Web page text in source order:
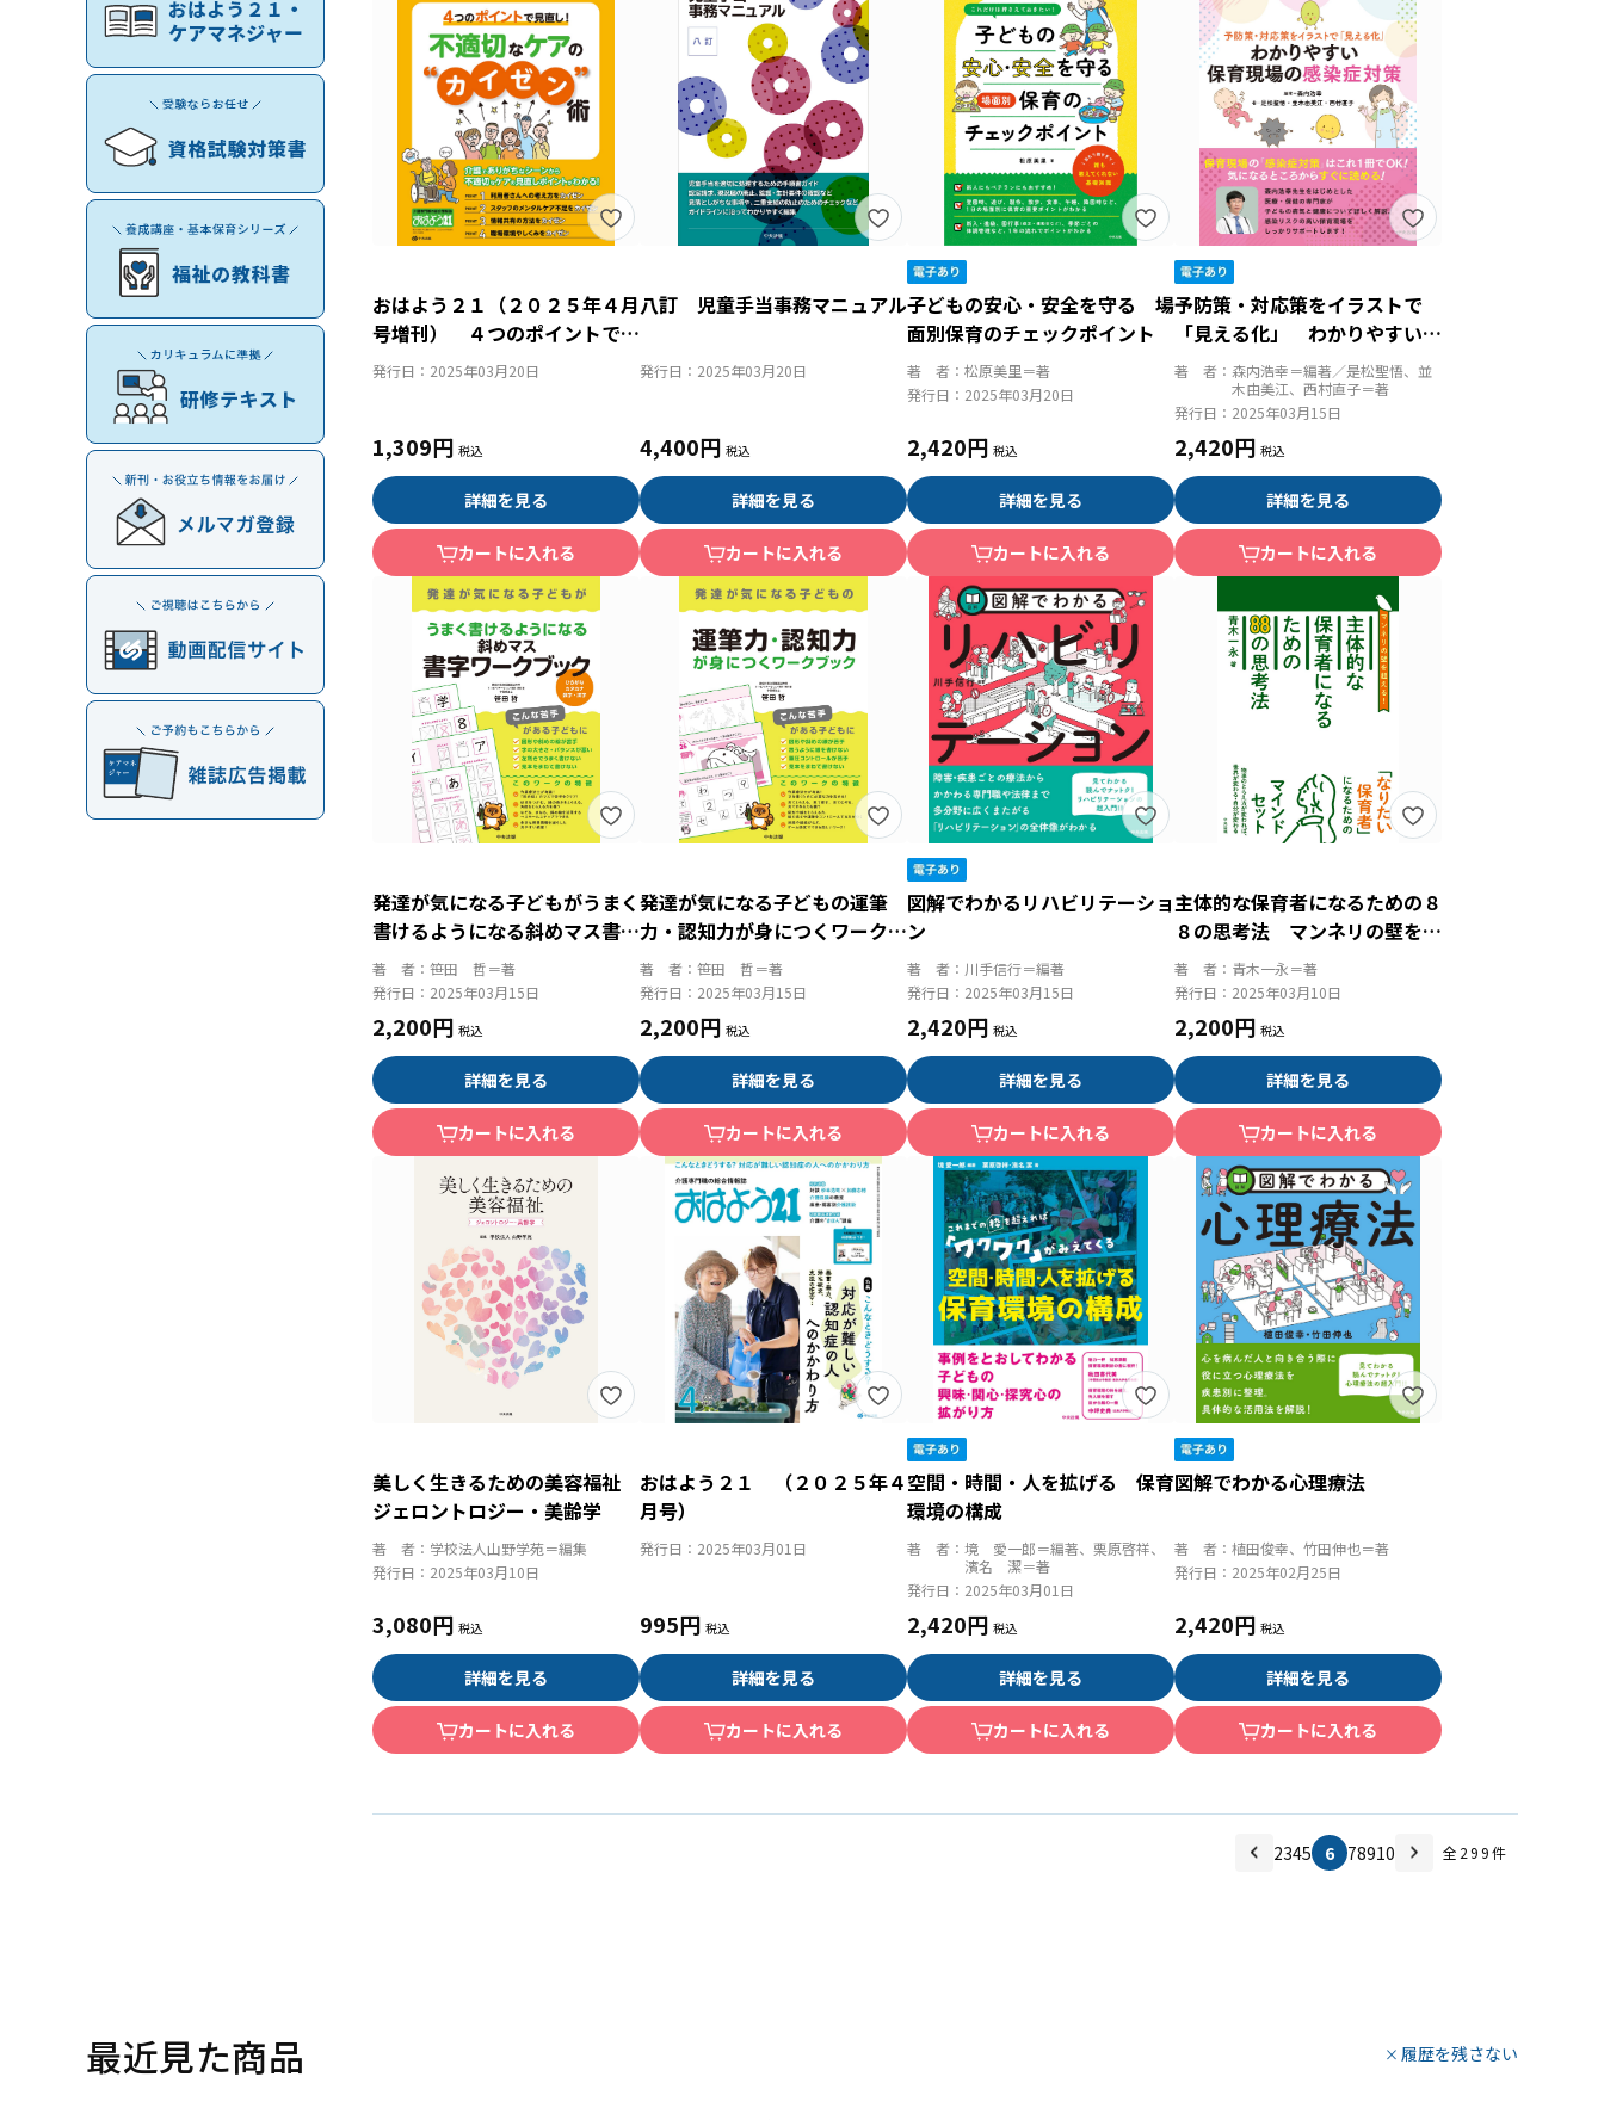
おはよう２１（２０２５年４月
号増刊） ４つのポイントで見
直し！ 不適切なケア“カイゼ
発行日： 2025年03月20日
1,309円
詳細を見る
カートに入れる
八訂 児童手当事務マニュアル
発行日： 2025年03月20日
4,400円
詳細を見る
カートに入れる
子どもの安心・安全を守る 場
面別保育のチェックポイント
著 者： 松原美里＝著
発行日： 2025年03月20日
2,420円
詳細を見る
カートに入れる
予防策・対応策をイラストで
「見える化」 わかりやすい保
育現場の感染症対策
著 者： 森内浩幸＝編著／是松聖悟、並
木由美江、西村直子＝著
発行日： 2025年03月15日
2,420円
詳細を見る
カートに入れる
発達が気になる子どもがうまく
書けるようになる斜めマス書字
ワークブック ひらがな・カタ
カナ・数字・漢字
著 者： 笹田 哲＝著
発行日： 2025年03月15日
2,200円
詳細を見る
カートに入れる
発達が気になる子どもの運筆
力・認知力が身につくワークブ
ック
著 者： 笹田 哲＝著
発行日： 2025年03月15日
2,200円
詳細を見る
カートに入れる
図解でわかるリハビリテーショ
ン
著 者： 川手信行＝編著
発行日： 2025年03月15日
2,420円
詳細を見る
カートに入れる
主体的な保育者になるための８
８の思考法 マンネリの壁を超
える！
著 者： 青木一永＝著
発行日： 2025年03月10日
2,200円
詳細を見る
カートに入れる
美しく生きるための美容福祉
ジェロントロジー・美齢学
著 者： 学校法人山野学苑＝編集
発行日： 2025年03月10日
3,080円
詳細を見る
カートに入れる
おはよう２１ （２０２５年４
月号）
発行日： 2025年03月01日
995円
詳細を見る
カートに入れる
空間・時間・人を拡げる 保育
環境の構成
著 者： 境 愛一郎＝編著、栗原啓祥、
濱名 潔＝著
発行日： 2025年03月01日
2,420円
詳細を見る
カートに入れる
図解でわかる心理療法
著 者： 植田俊幸、竹田伸也＝著
発行日： 2025年02月25日
2,420円
詳細を見る
カートに入れる
2345 6 78910 全 299件
最近見た商品 履歴を残さない